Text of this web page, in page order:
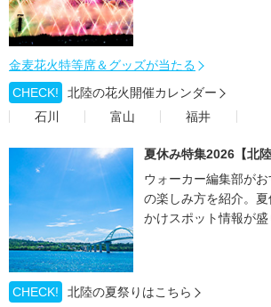
金麦花火特等席＆グッズが当たる
CHECK!
北陸の花火開催カレンダー
石川
富山 福井
夏休み特集2026【北陸
ウォーカー編集部が
の楽しみ方を紹介。
かけスポット情報が盛
CHECK!
北陸の夏祭りはこちら